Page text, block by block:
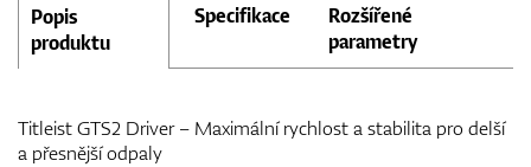
Popis
produktu
Specifikace
Rozšířené
parametry
Titleist GTS2 Driver – Maximální rychlost a stabilita pro delší
a přesnější odpaly